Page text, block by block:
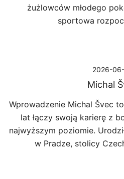
żużlowców młodego
sportowa
2026-
Michal
Wprowadzenie Michal Švec
lat łączy swoją karierę z
najwyższym poziomie.
w Pradze, stolicy